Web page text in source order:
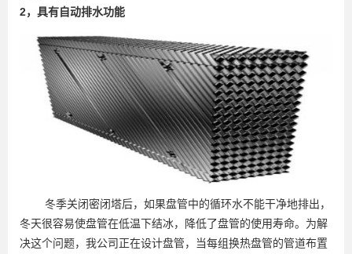
2，具有自动排水功能
冬季关闭密闭塔后，如果盘管中的循环水不能干净地排出，
冬天很容易使盘管在低温下结冰，降低了盘管的使用寿命。为解
决这个问题，我公司正在设计盘管，当每组换热盘管的管道布置